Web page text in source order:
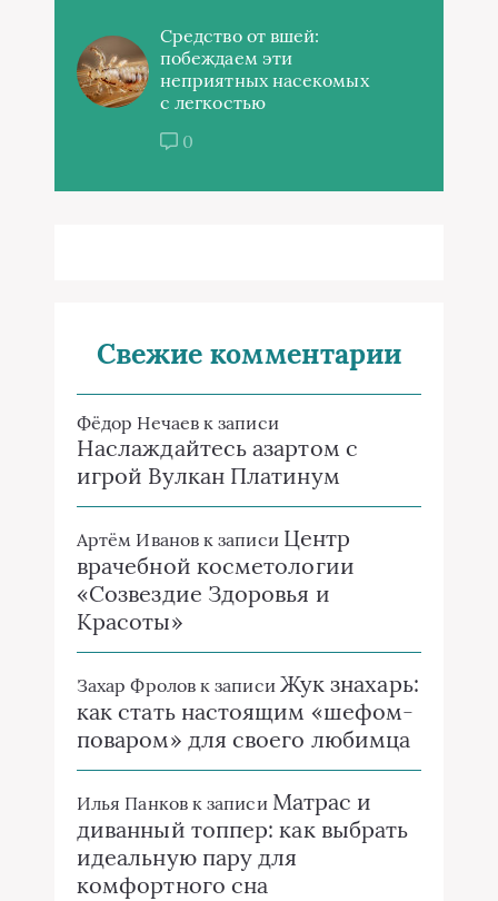
Средство от вшей:
побеждаем эти
неприятных насекомых
с легкостью
0
Свежие комментарии
Фёдор Нечаевк записи
Наслаждайтесь азартом с
игрой Вулкан Платинум
Артём Ивановк записи Центр
врачебной косметологии
«Созвездие Здоровья и
Красоты»
Захар Фроловк записи Жук знахарь:
как стать настоящим «шефом-
поваром» для своего любимца
Илья Панковк записи Матрас и
диванный топпер: как выбрать
идеальную пару для
комфортного сна